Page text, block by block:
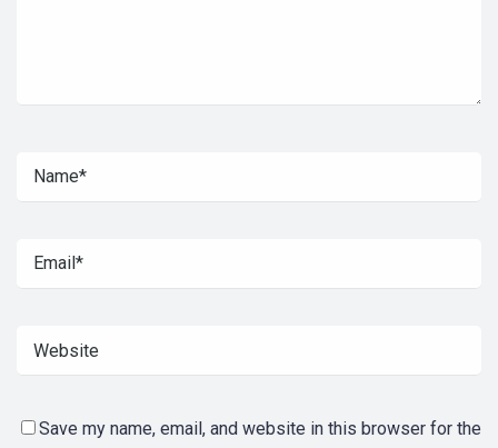
Save my name, email, and website in this browser for the